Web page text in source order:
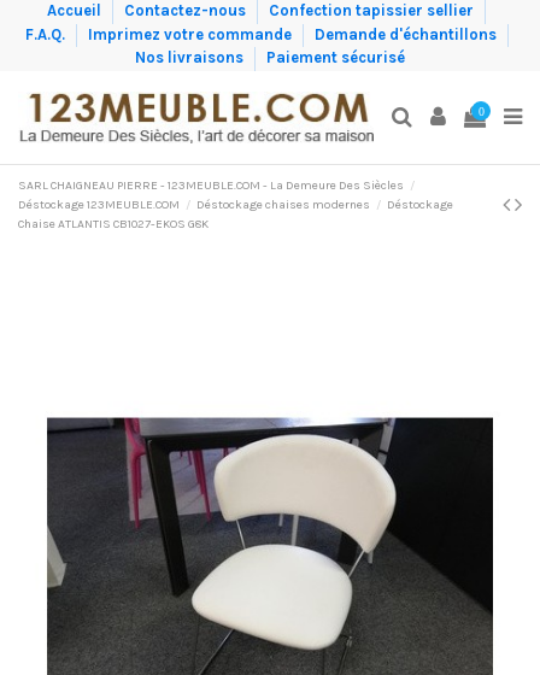
Accueil Contactez-nous
Confection tapissier sellier
F.A.Q.
Imprimez votre commande
Demande d'échantillons
Nos livraisons
Paiement sécurisé
0
SARL CHAIGNEAU PIERRE - 123MEUBLE.COM - La Demeure Des Siècles
Déstockage 123MEUBLE.COM
Déstockage chaises modernes
Déstockage
Chaise ATLANTIS CB1027-EKOS G8K